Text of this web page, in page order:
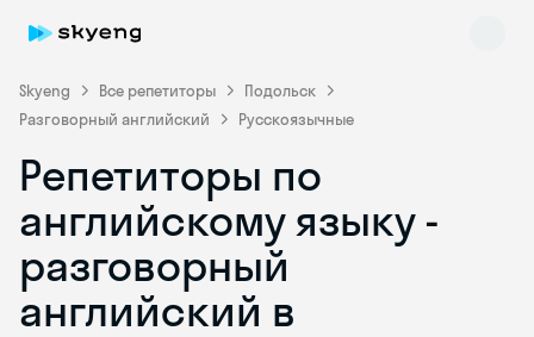
Skyeng Все репетиторы
Подольск
Разговорный английский
Русскоязычные
Репетиторы по
английскому языку -
разговорный
английский в
Skyeng Chat